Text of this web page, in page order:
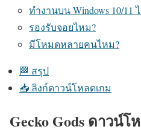
ทำงานบน Windows 10/11
รองรับจอยไหม?
มีโหมดหลายคนไหม?
🏁 สรุป
📥 ลิงก์ดาวน์โหลดเกม
Gecko Gods ดาวน์